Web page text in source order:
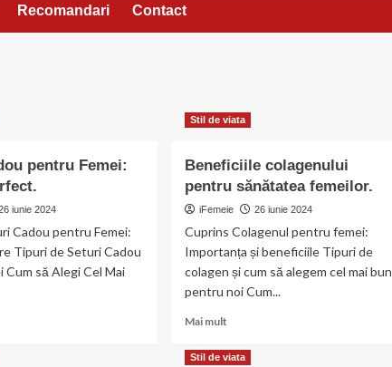
Recomandari Contact
pentru Femei:
iunie 2024
Cadou pentru Femei:
Tipuri de Seturi Cadou
Cum să Alegi Cel Mai
Stil de viata
Beneficiile colagenului
pentru sănătatea femeilor.
iFemeie 26 iunie 2024
Cuprins Colagenul pentru femei:
Importanța și beneficiile Tipuri de
colagen și cum să alegem cel mai bun
pentru noi Cum...
Mai multRead
about
Stil de viata